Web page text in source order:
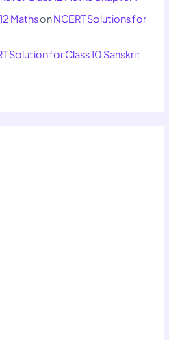
MathsonNCERT Solutions for
Solution for Class 10 Sanskrit